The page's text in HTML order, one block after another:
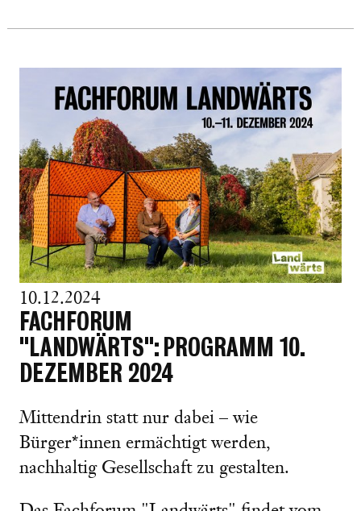
10.12.2024
FACHFORUM
"LANDWÄRTS": PROGRAMM 10.
DEZEMBER 2024
Mittendrin statt nur dabei – wie
Bürger*innen ermächtigt werden,
nachhaltig Gesellschaft zu gestalten.